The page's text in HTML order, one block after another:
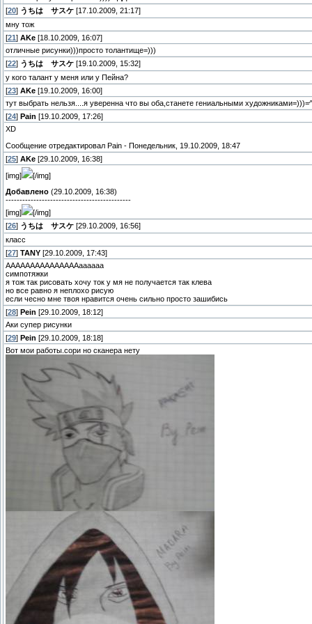
[20] うちは サスケ [17.10.2009, 21:17]
мну тож
[21 ] AKе [18.10.2009, 16:07]
отличные рисунки)))просто толантище=)))
[22] うちは サスケ [19.10.2009, 15:32]
у кого талант у меня или у Пейна?
[23] AKе [19.10.2009, 16:00]
тут выбрать нельзя....я уверенна что вы оба,станете гениальными
[24] Pain [19.10.2009, 17:26]
XD
Сообщение отредактировал Pain - Понедельник, 19.10.2009, 18:47
[25] AKе [29.10.2009, 16:38]
[img]
[/img]
Добавлено (29.10.2009, 16:38)
---------------------------------------------
[img]
[/img]
[26] うちは サスケ [29.10.2009, 16:56]
класс
[27] TANY [29.10.2009, 17:43]
АААААААААААААААаааааа
симпотяжки
я тож так рисовать хочу ток у мя не получается так клева
но все равно я неплохо рисую
если чесно мне твоя нравится очень сильно просто зашибись
[28] Pein [29.10.2009, 18:12]
Аки супер рисунки
[29] Pein [29.10.2009, 18:18]
Вот мои работы.сори но сканера нету